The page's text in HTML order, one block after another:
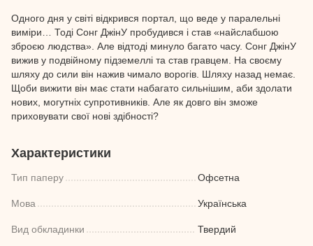
Одного дня у світі відкрився портал, що веде у паралельні
виміри… Тоді Сонг ДжінУ пробудився і став «найслабшою
зброєю людства». Але відтоді минуло багато часу. Сонг ДжінУ
вижив у подвійному підземеллі та став гравцем. На своєму
шляху до сили він нажив чимало ворогів. Шляху назад немає.
Щоби вижити він має стати набагато сильнішим, аби здолати
нових, могутніх супротивників. Але як довго він зможе
приховувати свої нові здібності?
Характеристики
Тип паперу Офсетна
Мова Українська
Вид обкладинки Твердий